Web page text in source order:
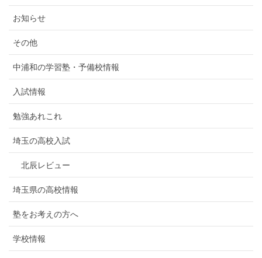
お知らせ
その他
中浦和の学習塾・予備校情報
入試情報
勉強あれこれ
埼玉の高校入試
北辰レビュー
埼玉県の高校情報
塾をお考えの方へ
学校情報